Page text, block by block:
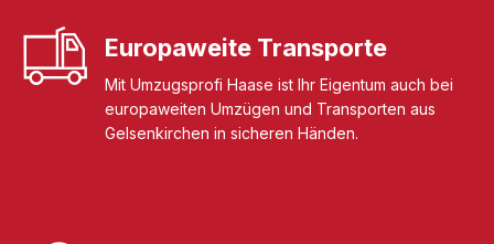
Europaweite Transporte
Mit Umzugsprofi Haase ist Ihr Eigentum auch bei
europaweiten Umzügen und Transporten aus
Gelsenkirchen in sicheren Händen.